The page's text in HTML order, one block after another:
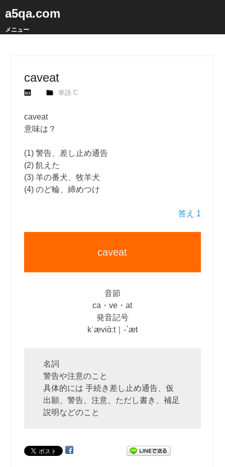
a5qa.com
メニュー
caveat
単語 C
caveat
意味は？
(1) 警告、差し止め通告
(2) 飢えた
(3) 羊の番犬、牧羊犬
(4) のど輪、締めつけ
答え 1
caveat
音節
ca・ve・at
発音記号
kˈæviὰːt｜‐`æt
名詞
警告や注意のこと
具体的には 手続き差し止め通告、仮
出願、警告、注意、ただし書き、補足
説明などのこと